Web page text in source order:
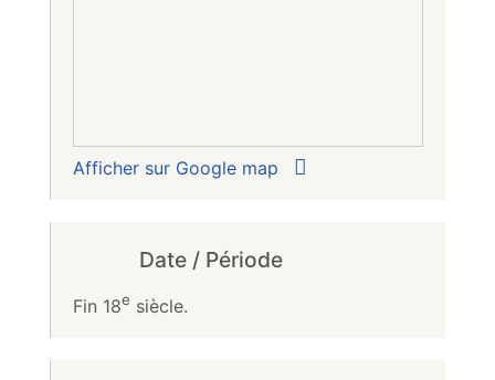
Afficher sur Google map
Date / Période
Fin 18e siècle.